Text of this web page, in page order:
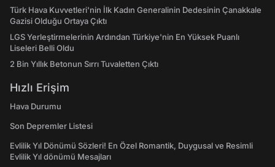
Türk Hava Kuvvetleri'nin İlk Kadın Generalinin Dedesinin Çanakkale
Gazisi Olduğu Ortaya Çıktı
LGS Yerleştirmelerinin Ardından Türkiye'nin En Yüksek Puanlı
Liseleri Belli Oldu
2 Bin Yıllık Betonun Sırrı Tuvaletten Çıktı
Hızlı Erişim
Hava Durumu
Son Depremler Listesi
Evlilik Yıl Dönümü Sözleri! En Özel Romantik, Duygusal ve Resimli
Evlilik Yıl dönümü Mesajları